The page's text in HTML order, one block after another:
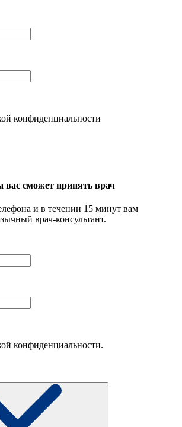
конфиденциальности
вас сможет принять врач
и в течении 15 минут вам
врач-консультант.
конфиденциальности.